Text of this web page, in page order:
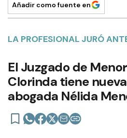
Añadir como fuente en
LA PROFESIONAL JURÓ
El Juzgado de
Clorinda tiene
abogada Nélida